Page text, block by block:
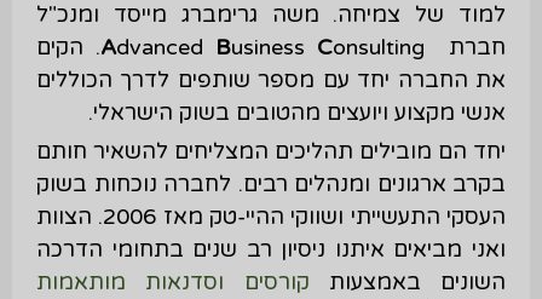
למוד של צמיחה. משה גרימברג מייסד ומנכ"ל
חברת
dvanced Business C
onsulting. הקים
את החברה יחד עם מספר שותפים לדרך הכוללים
אנשי מקצוע ויועצים מהטובים בשוק הישראלי.
יחד הם מובילים תהליכים המצליחים להשאיר חותם
בקרב ארגונים ומנהלים רבים. לחברה נוכחות בשוק
העסקי התעשייתי ושווקי ההיי-טק מאז 2006. הצוות
ואני מביאים איתנו ניסיון רב שנים בתחומי הדרכה
השונים באמצעות קורסים וסדנאות מותאמות